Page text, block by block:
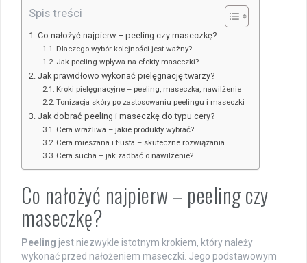
Spis treści
Co nałożyć najpierw – peeling czy maseczkę?
Dlaczego wybór kolejności jest ważny?
Jak peeling wpływa na efekty maseczki?
Jak prawidłowo wykonać pielęgnację twarzy?
Kroki pielęgnacyjne – peeling, maseczka, nawilżenie
Tonizacja skóry po zastosowaniu peelingu i maseczki
Jak dobrać peeling i maseczkę do typu cery?
Cera wrażliwa – jakie produkty wybrać?
Cera mieszana i tłusta – skuteczne rozwiązania
Cera sucha – jak zadbać o nawilżenie?
Co nałożyć najpierw – peeling czy
maseczkę?
Peeling jest niezwykle istotnym krokiem, który należy
wykonać przed nałożeniem maseczki. Jego podstawowym